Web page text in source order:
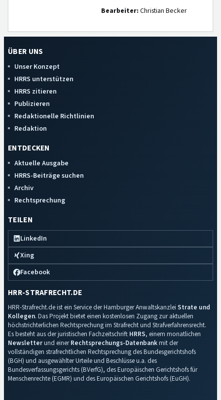
Bearbeiter: Christian Becker
ÜBER UNS
Unser Konzept
HRRS unterstützen
HRRS zitieren
Publizieren
Redaktionelle Richtlinien
Redaktion
ENTDECKEN
Aktuelle Ausgabe
HRRS-Beiträge suchen
Archiv
Rechtsprechung
TEILEN
LinkedIn
Xing
Facebook
HRR-STRAFRECHT.DE
HRR-Strafrecht.de ist ein Service der Hamburger Anwaltskanzlei Strate und
Kollegen. Das Projekt bietet einen kostenlosen Zugang zur aktuellen
höchstrichterlichen Rechtsprechung im Strafrecht und Strafverfahrensrecht.
Es besteht aus der juristischen Fachzeitschrift HRRS, einem monatlichen
Newsletterund einerRechtsprechungs-Datenbankmit der
vollständigen strafrechtlichen Rechtsprechung des Bundesgerichtshofs
(BGH) und ausgewählter Urteile und Beschlüsse u.a. des
Bundesverfassungsgerichts (BVerfG), des Europäischen Gerichtshofs für
Menschenrechte (EGMR) und des Europäischen Gerichtshofs (EuGH).